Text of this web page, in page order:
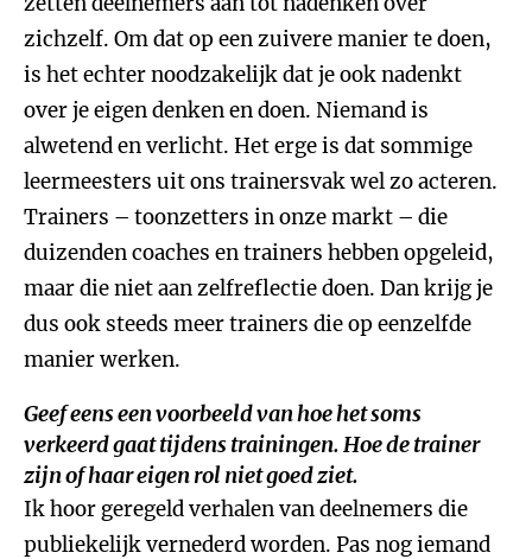
zichzelf. Om dat op een zuivere manier te doen,
is het echter noodzakelijk dat je ook nadenkt
over je eigen denken en doen. Niemand is
alwetend en verlicht. Het erge is dat sommige
leermeesters uit ons trainersvak wel zo acteren.
Trainers – toonzetters in onze markt – die
duizenden coaches en trainers hebben opgeleid,
maar die niet aan zelfreflectie doen. Dan krijg je
dus ook steeds meer trainers die op eenzelfde
manier werken.
Geef eens een voorbeeld van hoe het soms
verkeerd gaat tijdens trainingen. Hoe de trainer
zijn of haar eigen rol niet goed ziet.
Ik hoor geregeld verhalen van deelnemers die
publiekelijk vernederd worden. Pas nog iemand